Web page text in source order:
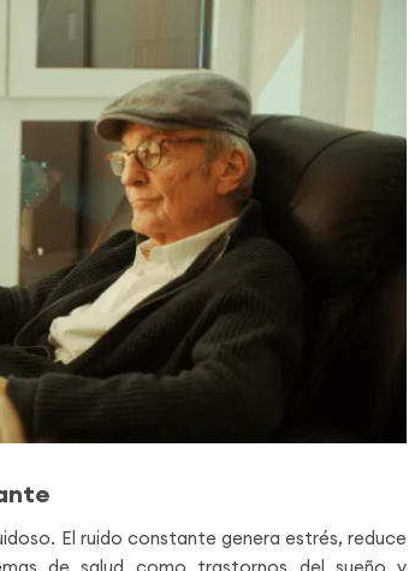
El ruido constante genera estrés, reduce